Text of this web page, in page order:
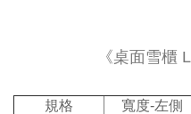
《桌面雪櫃
規格 寬度-左側